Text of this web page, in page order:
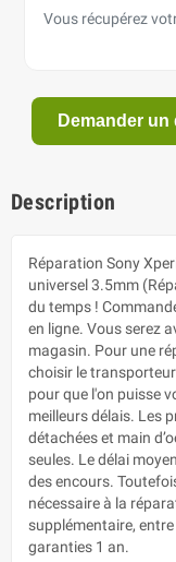
Vous récupérez
Demander
Description
Réparation Sony
universel 3.5mm
du temps !
en ligne. Vous serez
magasin. Pour une
choisir le
pour que l'on puisse
meilleurs délais. Les
détachées et main
seules. Le délai
des encours.
nécessaire à la
supplémentaire,
garanties 1 an.